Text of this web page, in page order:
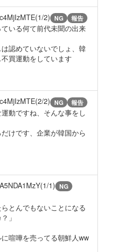
2) NG 報告
いる何て前代未聞の出来
認めていないでしょ、韓
買運動をしています
2) NG 報告
動ですね、そんな事をし
けです、企業が韓国から
1) NG
らとんでもないことになる
」
喧嘩を売ってる朝鮮人ww